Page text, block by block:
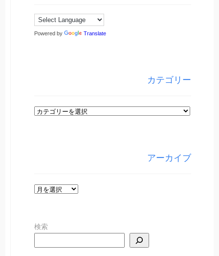
Powered by Translate
カテゴリー
カ
アーカイブ
ア
イ
検索